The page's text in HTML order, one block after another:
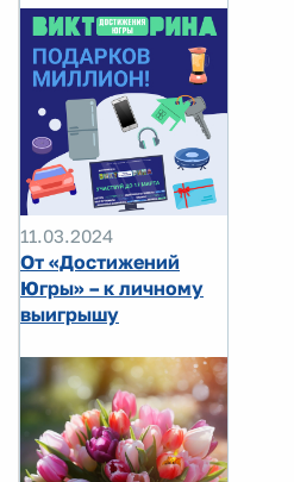
11.03.2024
От «Достижений
Югры» – к личному
выигрышу